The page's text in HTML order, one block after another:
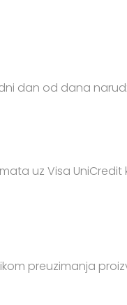
dan od dana
uz Visa UniCredit
preuzimanja